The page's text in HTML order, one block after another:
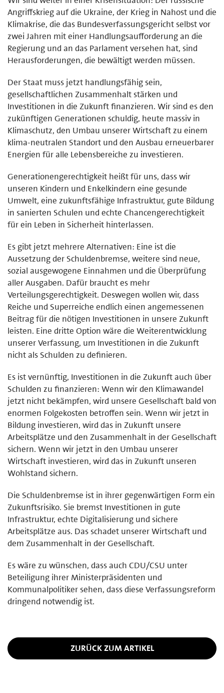
Angriffskrieg auf die Ukraine, der Krieg in Nahost und die
Klimakrise, die das Bundesverfassungsgericht selbst vor
zwei Jahren mit einer Handlungsaufforderung an die
Regierung und an das Parlament versehen hat, sind
Herausforderungen, die bewältigt werden müssen.
Der Staat muss jetzt handlungsfähig sein,
gesellschaftlichen Zusammenhalt stärken und
Investitionen in die Zukunft finanzieren. Wir sind es den
zukünftigen Generationen schuldig, heute massiv in
Klimaschutz, den Umbau unserer Wirtschaft zu einem
klima-neutralen Standort und den Ausbau erneuerbarer
Energien für alle Lebensbereiche zu investieren.
Generationengerechtigkeit heißt für uns, dass wir
unseren Kindern und Enkelkindern eine gesunde
Umwelt, eine zukunftsfähige Infrastruktur, gute Bildung
in sanierten Schulen und echte Chancengerechtigkeit
für ein Leben in Sicherheit hinterlassen.
Es gibt jetzt mehrere Alternativen: Eine ist die
Aussetzung der Schuldenbremse, weitere sind neue,
sozial ausgewogene Einnahmen und die Überprüfung
aller Ausgaben. Dafür braucht es mehr
Verteilungsgerechtigkeit. Deswegen wollen wir, dass
Reiche und Superreiche endlich einen angemessenen
Beitrag für die nötigen Investitionen in unsere Zukunft
leisten. Eine dritte Option wäre die Weiterentwicklung
unserer Verfassung, um Investitionen in die Zukunft
nicht als Schulden zu definieren.
Es ist vernünftig, Investitionen in die Zukunft auch über
Schulden zu finanzieren: Wenn wir den Klimawandel
jetzt nicht bekämpfen, wird unsere Gesellschaft bald von
enormen Folgekosten betroffen sein. Wenn wir jetzt in
Bildung investieren, wird das in Zukunft unsere
Arbeitsplätze und den Zusammenhalt in der Gesellschaft
sichern. Wenn wir jetzt in den Umbau unserer
Wirtschaft investieren, wird das in Zukunft unseren
Wohlstand sichern.
Die Schuldenbremse ist in ihrer gegenwärtigen Form ein
Zukunftsrisiko. Sie bremst Investitionen in gute
Infrastruktur, echte Digitalisierung und sichere
Arbeitsplätze aus. Das schadet unserer Wirtschaft und
dem Zusammenhalt in der Gesellschaft.
Es wäre zu wünschen, dass auch CDU/CSU unter
Beteiligung ihrer Ministerpräsidenten und
Kommunalpolitiker sehen, dass diese Verfassungsreform
dringend notwendig ist.
ZURÜCK ZUM ARTIKEL